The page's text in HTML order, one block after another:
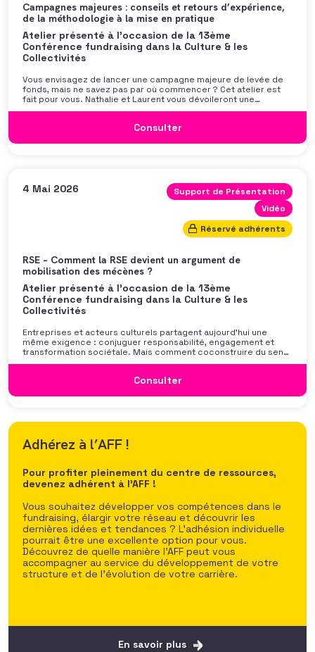
La Newsletter de l’AFF
Pour ne manquer aucune actualité et rester au fait des
dernières tendances du fundraising, inscrivez-vous
y trouverez :
des interviews de fundraisers ou acteurs de
l’intérêt général qui partagent leurs expériences,
vécu et vision du secteur,
des articles sur l’actualité du fundraising et les
dernières nouvelles à ne pas manquer
En savoir plus
Adhérez à l’AFF !
Pour profiter pleinement du centre de ressources,
devenez adhérent à l’AFF !
Vous souhaitez développer vos compétences dans le
fundraising, élargir votre réseau et découvrir les
dernières idées et tendances ? L’adhésion individuelle
pourrait être une excellente option pour vous.
Découvrez de quelle manière l’AFF peut vous
accompagner au service du développement de votre
structure et de l’évolution de votre carrière.
En savoir plus
Campagnes majeures : conseils et retours d’expérience,
de la méthodologie à la mise en pratique
Atelier présenté à l'occasion de la 13ème
Conférence fundraising dans la Culture & les
Collectivités
Vous envisagez de lancer une campagne majeure de levée de
fonds, mais ne savez pas par où commencer ? Cet atelier est
fait pour vous. Nathalie et Laurent vous dévoileront une
méthodologie éprouvée et les clés stratégiques pour réussir
Consulter
4 Mai 2026
Support de Présentation
Vidéo
Réservé adhérents
RSE – Comment la RSE devient un argument de
mobilisation des mécènes ?
Atelier présenté à l'occasion de la 13ème
Conférence fundraising dans la Culture & les
Collectivités
Entreprises et acteurs culturels partagent aujourd’hui une
même exigence : conjuguer responsabilité, engagement et
transformation sociétale. Mais comment coconstruire du sens
entre ces deux mondes ? La responsabilité sociétale, qu’elle
devenir à la fois un levier de mécénat et un moteur
Consulter